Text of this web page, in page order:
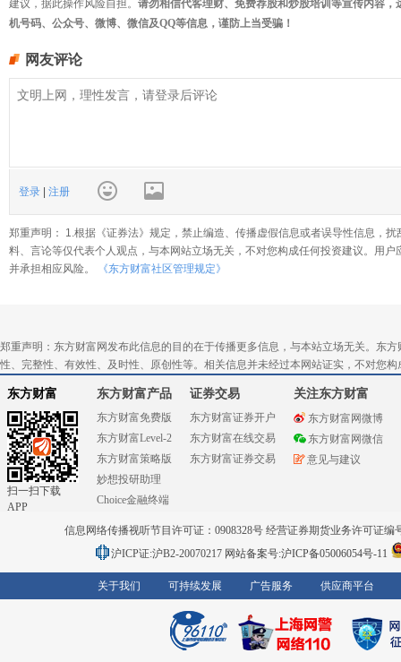
建议，据此操作风险自担。 请勿相信代客理财、免费荐股和炒股培训等宣传内容
机号码、公众号、微博、微信及QQ等信息，谨防上当受骗！
网友评论
登录 注册
郑重声明： 1.根据《证券法》规定，禁止编造、传播虚假信息或者误导性信息，
料、言论等仅代表个人观点，与本网站立场无关，不对您构成任何投资建议。用
并承担相应风险。
《东方财富社区管理规定》
郑重声明：东方财富网发布此信息的目的在于传播更多信息，与本站立场无关。东
性、完整性、有效性、及时性、原创性等。相关信息并未经过本网站证实，不对您
东方财富
扫一扫下载
APP
东方财富产品
东方财富免费版
东方财富Level-2
东方财富策略版
妙想投研助理
Choice金融终端
证券交易
东方财富证券开户
东方财富在线交易
东方财富证券交易
关注东方财富
东方财富网微博
东方财富网微信
意见与建议
信息网络传播视听节目许可证：0908328号 经营证券期货业务许可证编
沪ICP证:沪B2-20070217 网站备案号:沪ICP备05006054号-11
关于我们 可持续发展 广告服务 供应商平台